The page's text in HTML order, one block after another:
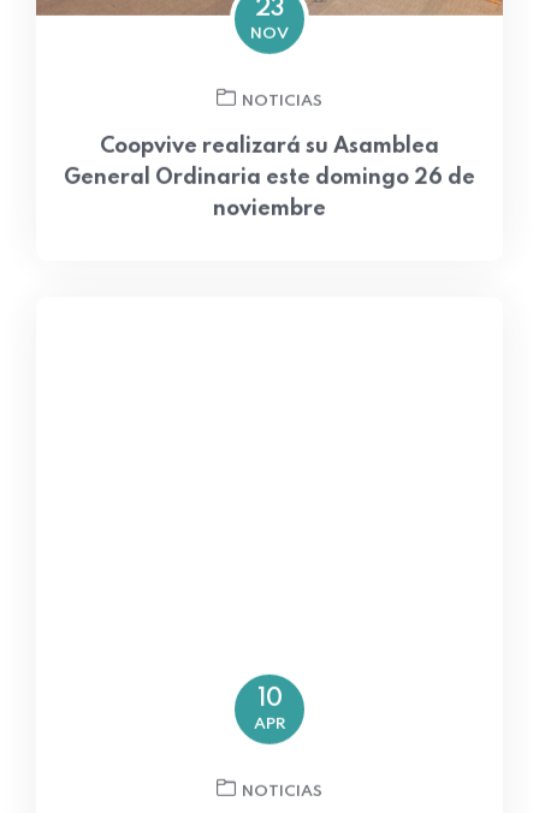
NOV
General Ordinaria este domingo 26 de
noviembre
10
APR